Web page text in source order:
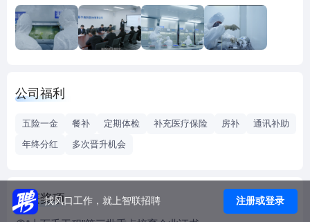
做大做强做优核技术应用产业。
公司福利
五险一金 餐补 定期体检 补充医疗保险 房补
通讯补助
年终分红
多次晋升机会
荣获奖项找风口工作，就上智联招聘 注册或登录